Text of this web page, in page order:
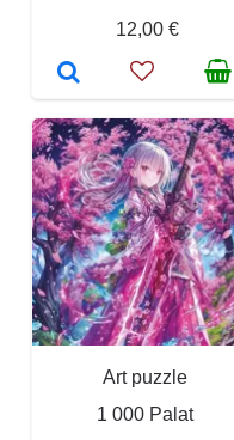
12,00 €
Art puzzle
1 000 Palat